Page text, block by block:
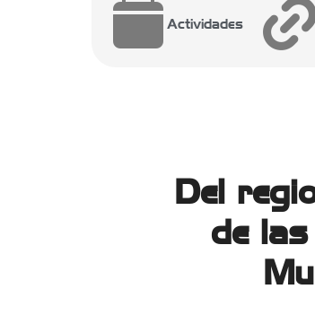
Actividades
Del
de